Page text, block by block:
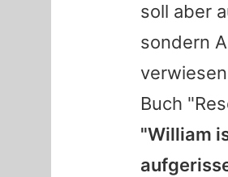
soll aber
sondern
Buch
"William